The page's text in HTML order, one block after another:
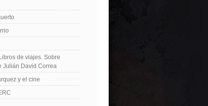
de viajes. Sobre
Julián David Correa
y el cine